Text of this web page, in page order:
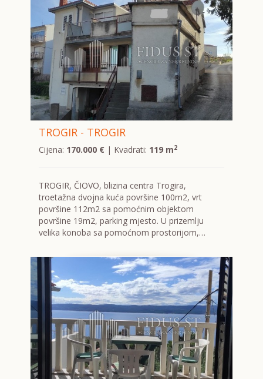
TROGIR - TROGIR
Cijena: 170.000 €| Kvadrati: 119 m2
TROGIR, ČIOVO, blizina centra Trogira,
troetažna dvojna kuća površine 100m2, vrt
površine 112m2 sa pomoćnim objektom
površine 19m2, parking mjesto. U prizemlju
velika konoba sa pomoćnom prostorijom,…